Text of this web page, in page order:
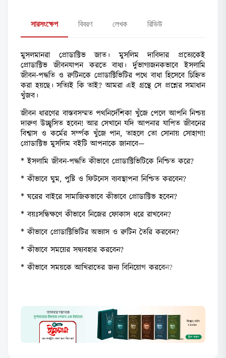
সারসংক্ষেপ বিবরণ লেখক রিভিউ
মুসলমানরা প্রোডাক্টিভ জাত। মুসলিম দাবিদার প্রত্যেকেই
প্রোডাক্টিভ জীবনযাপন করতে বাধ্য। র্দুভাগ্যজনকভাবে ইসলামি
জীবন-পদ্ধতি ও রুটিনকে প্রোডাক্টিভিটির পথে বাধা হিসেবে চিহ্নিত
করা হয়ছে। সত্যিই কি তাই? আমরা এই গ্রন্থে সে প্রশ্নের সমাধান
খুঁজব।
জীবন ধারণের বাস্তবসম্মত পথনির্দেশিকা খুঁজে পেলে আপনি নিশ্চয়
দারুণ উচ্ছ্বসিত হবেন! আর সেখানে যদি আপনার যাপিত জীবনের
বিশ্বাস ও কর্মের সর্ম্পক খুঁজে পান, তাহলে তো সোনায় সোহাগা!
প্রোডাক্টিভ মুসলিম বইটি আপনাকে জানাবে—
* ইসলামি জীবন-পদ্ধতি কীভাবে প্রোডাক্টিভিটিকে নিশ্চিত করে?
* কীভাবে ঘুম, পুষ্টি ও ফিটনেস ব্যবস্থাপনা নিশ্চিত করবেন?
* ঘরের বাইরে সামাজিকভাবে কীভাবে প্রোডাক্টিভ হবেন?
* বয়ঃসন্ধিক্ষণে কীভাবে নিজের ফোকাস ধরে রাখবেন?
* কীভাবে প্রোডাক্টিভিটির অভ্যাস ও রুটিন তৈরি করবেন?
* কীভাবে সময়ের সদ্ব্যবহার করবেন?
* কীভাবে সময়কে আখিরাতের জন্য বিনিয়োগ করবেন?